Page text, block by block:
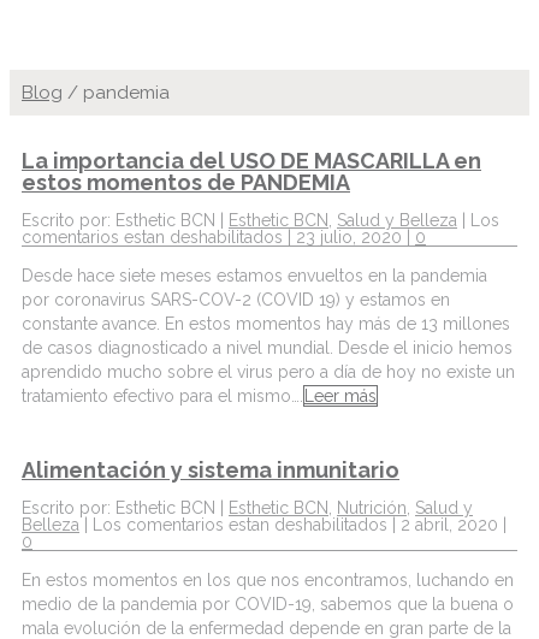
Blog / pandemia
La importancia del USO DE MASCARILLA en
estos momentos de PANDEMIA
Escrito por: Esthetic BCN | Esthetic BCN Salud y Belleza
Los
comentarios estan deshabilitados | 23 julio, 2020 | 0
Desde hace siete meses estamos envueltos en la pandemia
por coronavirus SARS-COV-2 (COVID 19) y estamos en
constante avance. En estos momentos hay más de 13 millones
de casos diagnosticado a nivel mundial. Desde el inicio hemos
aprendido mucho sobre el virus pero a día de hoy no existe un
tratamiento efectivo para el mismo….
Leer más
Alimentación y sistema inmunitario
Escrito por: Esthetic BCN | Esthetic BCN Nutrición Salud y
Belleza
Los comentarios estan deshabilitados | 2 abril, 2020 |
0
En estos momentos en los que nos encontramos, luchando en
medio de la pandemia por COVID-19, sabemos que la buena o
mala evolución de la enfermedad depende en gran parte de la